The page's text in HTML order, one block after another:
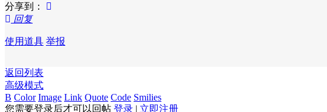
分享到：
回复
使用道具 举报
返回列表
高级模式
B Color Image Link Quote Code Smilies
您需要登录后才可以回帖 登录 | 立即注册